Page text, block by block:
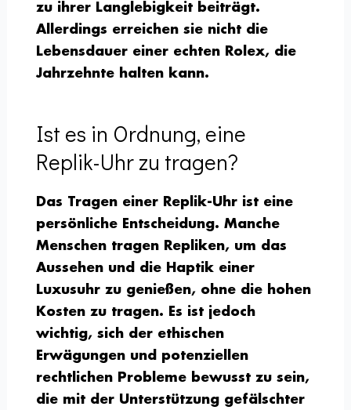
zu ihrer Langlebigkeit beiträgt.
Allerdings erreichen sie nicht die
Lebensdauer einer echten Rolex, die
Jahrzehnte halten kann.
Ist es in Ordnung, eine
Replik-Uhr zu tragen?
Das Tragen einer Replik-Uhr ist eine
persönliche Entscheidung. Manche
Menschen tragen Repliken, um das
Aussehen und die Haptik einer
Luxusuhr zu genießen, ohne die hohen
Kosten zu tragen. Es ist jedoch
wichtig, sich der ethischen
Erwägungen und potenziellen
rechtlichen Probleme bewusst zu sein,
die mit der Unterstützung gefälschter